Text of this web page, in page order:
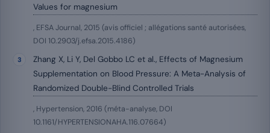
Values for magnesium
, EFSA Journal, 2015 (avis officiel ; allégations santé autorisées,
DOI 10.2903/j.efsa.2015.4186)
Zhang X, Li Y, Del Gobbo LC et al., Effects of Magnesium
Supplementation on Blood Pressure: A Meta-Analysis of
Randomized Double-Blind Controlled Trials
, Hypertension, 2016 (méta-analyse, DOI
10.1161/HYPERTENSIONAHA.116.07664)